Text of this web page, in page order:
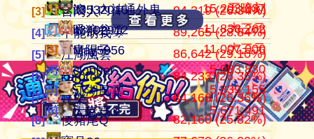
愛台灣打麻將🖥️📱適用於所有市面上大部分
瀏覽器(HTML5 遊戲)，免下載，免安裝，
現在立即點擊馬上玩😊❤️💕😘
[3] 11060203 24,286,914
[4] ‘見好就收’ 21,354,199
[5] Apple0613 21,276,910
[6] it2989674 18,649,605
[7] i918472090 15,750,616
[8] ONTARIO歐巴桑 11,221,251
[3] 台灣人 94,319 (26.34%)
[4] 不能胡我ㄉ 89,265 (28.84%)
[5] 江湖風雲 86,642 (29.10%)
[6] keroro 84,233 (26.36%)
[7] 娛樂 84,168 (26.36%)
[8] 儍豬尾Q 82,160 (25.82%)
[3] 台灣人 358,081
[4] keroro 319,510
[5] 娛樂 319,292
[6] 儍豬尾Q 318,171
[7] 不能胡我ㄉ 309,561
[8] 江湖風雲 297,690
[1] 滾！內神通外鬼坐斃A賽金15,203,037
[2] 吸狼谷頭 11,838,262
[3] 青陽子 11,007,000
[4] clobber 5,983,830
[5] 江湖風雲 5,839,155
[6] 大麻糬3 5,671,491
[1] it3532015 五暗刻
[2] it3402912 大三元
[3] May5956 大三元